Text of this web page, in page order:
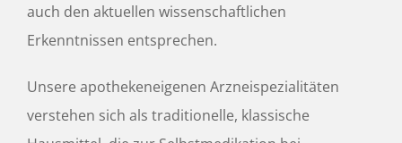
auch den aktuellen wissenschaftlichen
Erkenntnissen entsprechen.
Unsere apothekeneigenen Arzneispezialitäten
verstehen sich als traditionelle, klassische